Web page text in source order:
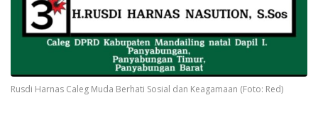
Rusdi Harnas Caleg Muda Berhati Sosial dan Keagamaan (Foto: Red)